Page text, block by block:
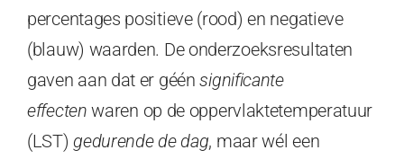
percentages positieve (rood) en negatieve
(blauw) waarden. De onderzoeksresultaten
gaven aan dat er géénsignificante
effecten waren op de oppervlaktetemperatuur
(LST)gedurende de dag, maar wél een